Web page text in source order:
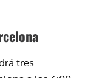
tres